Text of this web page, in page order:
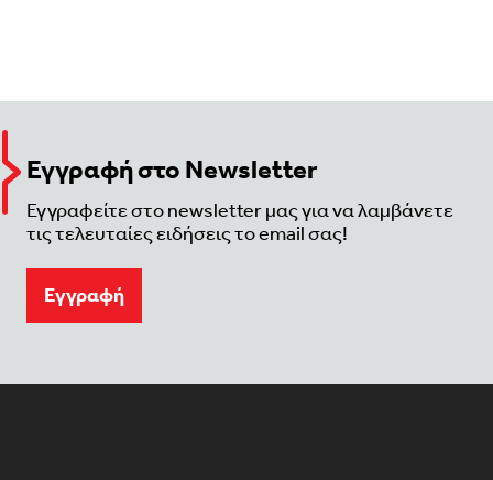
Εγγραφή στο Newsletter
Εγγραφείτε στο newsletter μας για να λαμβάνετε
τις τελευταίες ειδήσεις το email σας!
Eγγραφή